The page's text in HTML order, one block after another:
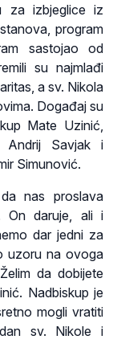
za izbjeglice iz
program
sastojao od
su najmlađi
a sv. Nikola
Događaj su
Mate Uzinić,
Andrij Savjak i
Simunović.
nas proslava
On daruje, ali i
dar jedni za
uzoru na ovoga
da dobijete
Nadbiskup je
mogli vratiti
sv. Nikole i